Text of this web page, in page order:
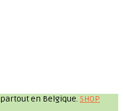
partout en Belgique. SHOP